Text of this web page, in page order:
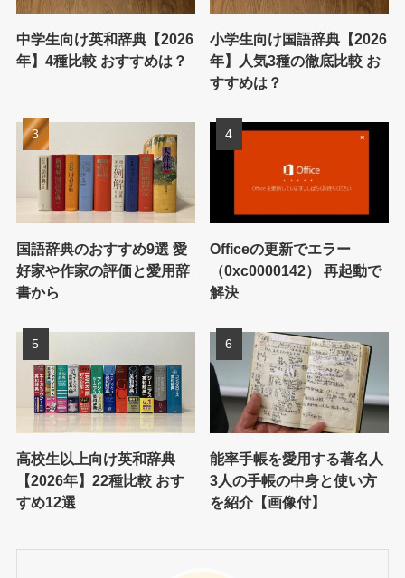
中学生向け英和辞典【2026
年】4種比較 おすすめは？
小学生向け国語辞典【2026
年】人気3種の徹底比較 お
すすめは？
国語辞典のおすすめ9選 愛
好家や作家の評価と愛用辞
書から
Officeの更新でエラー
（0xc0000142） 再起動で
解決
高校生以上向け英和辞典
【2026年】22種比較 おす
すめ12選
能率手帳を愛用する著名人
3人の手帳の中身と使い方
を紹介【画像付】